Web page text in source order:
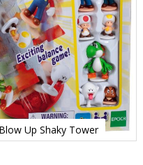
Up Shaky Tower